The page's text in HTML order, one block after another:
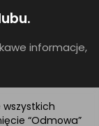
informacje,
“Odmowa”